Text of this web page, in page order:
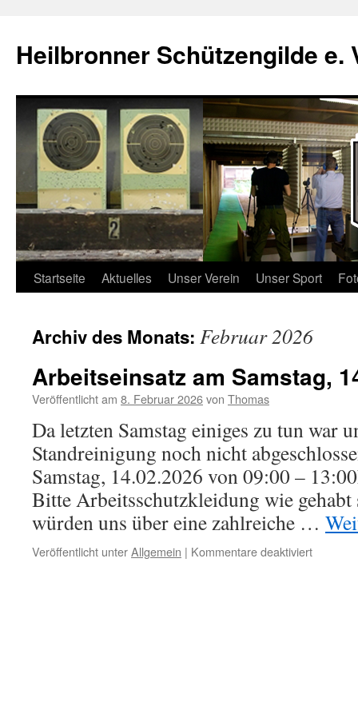
springen
Heilbronner Schützengilde e.
Startseite Aktuelles Unser Verein Unser Sport
Archiv des Monats: Februar 2026
Arbeitseinsatz am Samstag,
Veröffentlicht am 8. Februar 2026von Thomas
Da letzten Samstag einiges zu tun war
Standreinigung noch nicht
Samstag, 14.02.2026 von 09:00 –
Bitte Arbeitsschutzkleidung wie
würden uns über eine zahlreiche …
Veröffentlicht unterAllgemein | Kommentare deaktiviertfür